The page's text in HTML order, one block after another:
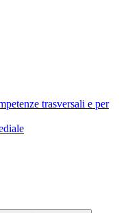
trasversali e per